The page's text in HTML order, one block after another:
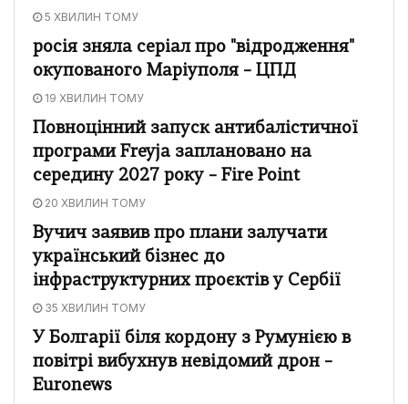
5 ХВИЛИН ТОМУ
росія зняла серіал про "відродження"
окупованого Маріуполя – ЦПД
19 ХВИЛИН ТОМУ
Повноцінний запуск антибалістичної
програми Freyja заплановано на
середину 2027 року – Fire Point
20 ХВИЛИН ТОМУ
Вучич заявив про плани залучати
український бізнес до
інфраструктурних проєктів у Сербії
35 ХВИЛИН ТОМУ
У Болгарії біля кордону з Румунією в
повітрі вибухнув невідомий дрон –
Euronews